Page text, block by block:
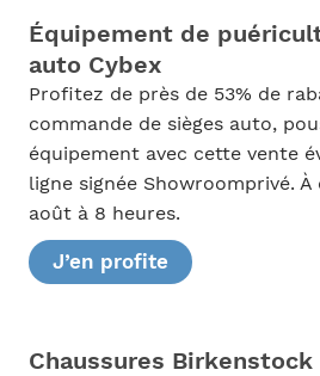
Équipement de
auto Cybex
Profitez de près de 53% de
commande de sièges auto,
équipement avec cette vente
ligne signée Showroomprivé. À
août à 8 heures.
J’en profite
Chaussures